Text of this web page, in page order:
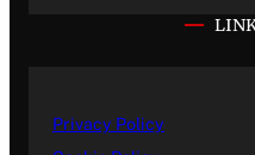
Privacy Policy